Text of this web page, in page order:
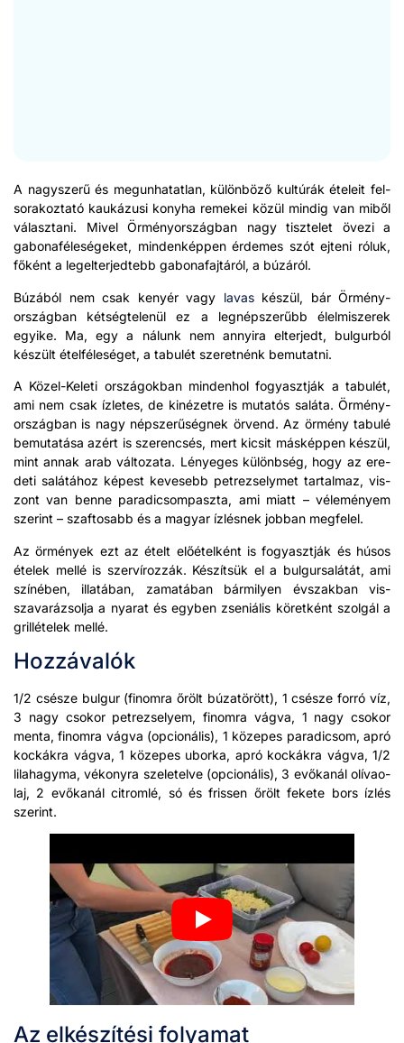
A nagysz­erű és megun­hatat­lan, külön­böző kultúrák ételeit fel­
so­rakoz­tató kaukázusi kony­ha remekei közül mindig van miből
válasz­tani. Miv­el Örmény­ország­ban nagy tisztelet övezi a
gabonaféleségeket, min­denkép­pen érdemes szót ejteni róluk,
főként a leg­el­ter­jedtebb gabonafa­jtáról, a búzáról.
Búzából nem csak kenyér vagy lavaskészül, bár Örmény­
ország­ban két­ségte­lenül ez a leg­nép­sz­erűbb élelmisz­erek
egyike. Ma, egy a nálunk nem annyi­ra elter­jedt, bul­gur­ból
készült ételféleséget, a tab­ulét szeretnénk bemu­tat­ni.
A Közel-Keleti orszá­gok­ban min­den­hol fogyasztják a tab­ulét,
ami nem csak ízletes, de kinéze­tre is mutatós salá­ta. Örmény­
ország­ban is nagy nép­sz­erűségnek örvend. Az örmény tab­ulé
bemu­tatása azért is szerenc­sés, mert kic­sit máskép­pen készül,
mint annak arab vál­toza­ta. Lényeges különb­ség, hogy az ere­
de­ti salátához képest kevesebb petrezse­ly­met tar­tal­maz, vis­
zont van benne paradic­som­pasz­ta, ami miatt – véleményem
szerint – szaftosabb és a mag­yar ízlés­nek job­ban megfelel.
Az örmények ezt az ételt előételként is fogyasztják és húsos
ételek mel­lé is szervíroz­zák. Készít­sük el a bul­gur­salátát, ami
színében, illatában, zamatában bár­mi­lyen évsza­k­ban vis­
szavaráz­sol­ja a nyarat és egy­ben zseniális köretként szol­gál a
gril­lételek mel­lé.
Hozzávalók
1/2 csésze bul­gur (finom­ra őrölt búza­törött), 1 csésze for­ró víz,
3 nagy csokor petrezse­lyem, finom­ra vág­va, 1 nagy csokor
men­ta, finom­ra vág­va (opcionális), 1 közepes paradic­som, apró
kock­ákra vág­va, 1 közepes ubor­ka, apró kock­ákra vág­va, 1/2
lila­hagy­ma, vékonyra szeletelve (opcionális), 3 evőkanál olí­vao­
laj, 2 evőkanál cit­rom­lé, só és fris­sen őrölt fekete bors ízlés
szerint.
Az elkészítési folyamat